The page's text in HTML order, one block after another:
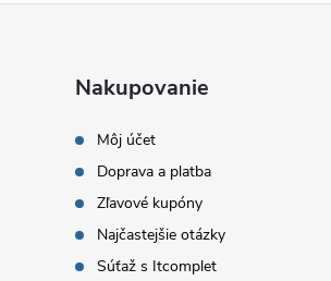
Nakupovanie
Môj účet
Doprava a platba
Zľavové kupóny
Najčastejšie otázky
Súťaž s Itcomplet